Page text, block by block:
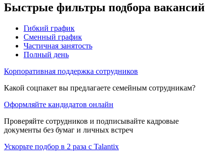
Быстрые фильтры подбора вакансий
Гибкий график
Сменный график
Частичная занятость
Полный день
Корпоративная поддержка сотрудников
Какой соцпакет вы предлагаете семейным сотрудникам?
Оформляйте кандидатов онлайн
Проверяйте сотрудников и подписывайте кадровые
документы без бумаг и личных встреч
Ускорьте подбор в 2 раза с Talantix